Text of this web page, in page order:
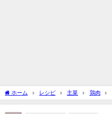
ホーム レシピ 主菜 鶏肉
パー味のレシピ/作り方